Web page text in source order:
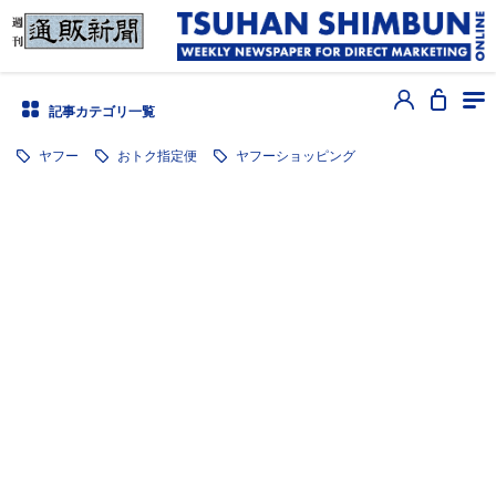
記事カテゴリ一覧
ヤフー おトク指定便 ヤフーショッピング